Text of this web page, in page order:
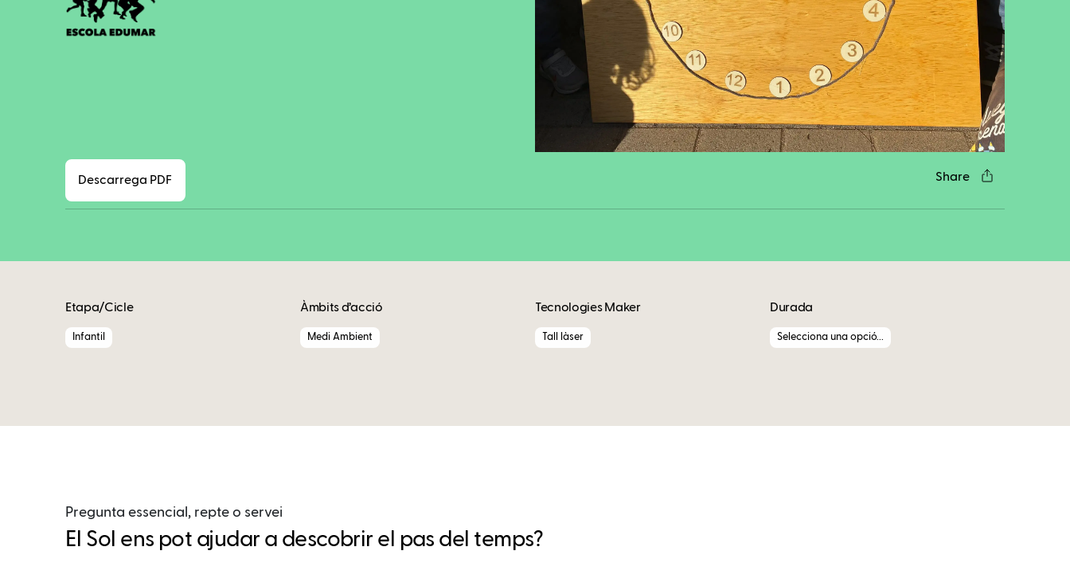
Descarrega PDF Share
Facebook
Twitter
LinkedIn
WhatsApp
Reddit
Gmail
Email
Etapa/Cicle
Infantil
Àmbits d’acció
Medi Ambient
Tecnologies Maker
Tall làser
Durada
Selecciona una opció...
Pregunta essencial, repte o servei
El Sol ens pot ajudar a descobrir el pas del temps?